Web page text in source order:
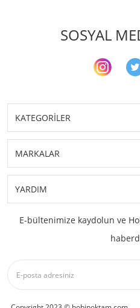
SOSYAL
KATEGORİLER
MARKALAR
YARDIM
E-bültenimize kaydolun ve